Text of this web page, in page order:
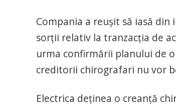
Compania a reușit să iasă
sorții relativ la tranzacția de
urma confirmării planului de
creditorii chirografari nu vor
Electrica deţinea o creanţă